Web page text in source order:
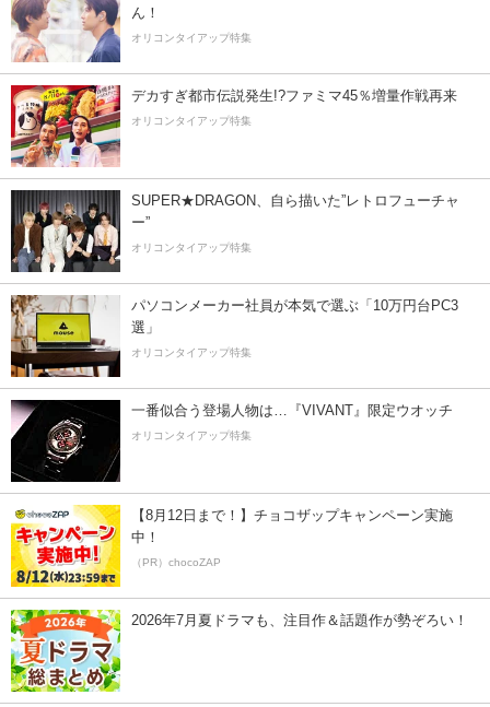
ん！
オリコンタイアップ特集
デカすぎ都市伝説発生!?ファミマ45％増量作戦再来
オリコンタイアップ特集
SUPER★DRAGON、自ら描いた”レトロフューチャ
ー”
オリコンタイアップ特集
パソコンメーカー社員が本気で選ぶ「10万円台PC3
選」
オリコンタイアップ特集
一番似合う登場人物は…『VIVANT』限定ウオッチ
オリコンタイアップ特集
【8月12日まで！】チョコザップキャンペーン実施
中！
（PR）chocoZAP
2026年7月夏ドラマも、注目作＆話題作が勢ぞろい！